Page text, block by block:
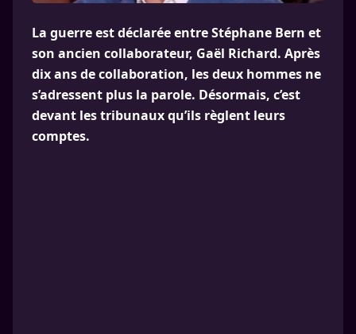
La guerre est déclarée entre Stéphane Bern et
son ancien collaborateur, Gaël Richard. Après
dix ans de collaboration, les deux hommes ne
s’adressent plus la parole. Désormais, c’est
devant les tribunaux qu’ils règlent leurs
comptes.